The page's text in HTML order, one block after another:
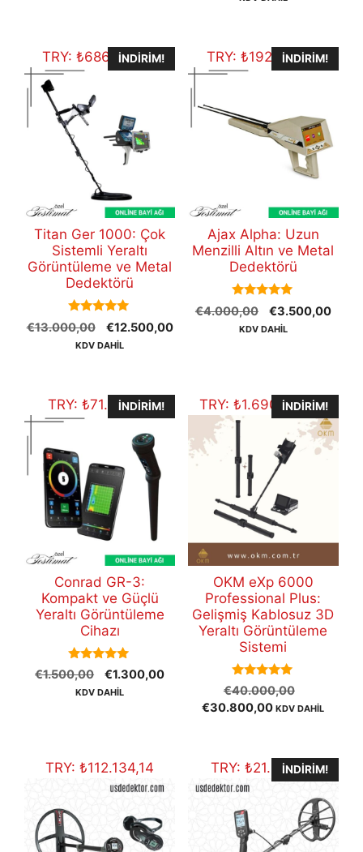
TRY: ₺686.087,50
İNDIRIM!
Titan Ger 1000: Çok
Sistemli Yeraltı
Görüntüleme ve Metal
Dedektörü
5.00
out of 5
€13.000,00
Orijinal
fiyat:
€12.500,00Şu
KDV DAHİL
TRY: ₺192.104,50
İNDIRIM!
Ajax Alpha: Uzun
Menzilli Altın ve Metal
Dedektörü
5.00
out of 5
€4.000,00
Orijinal
fiyat:
€3.500,00Şu
KDV DAHİL
TRY: ₺71.353,10
İNDIRIM!
Conrad GR-3:
Kompakt ve Güçlü
Yeraltı Görüntüleme
Cihazı
5.00
out of 5
€1.500,00
Orijinal
fiyat:
€1.300,00Şu
KDV DAHİL
TRY: ₺1.690.519,60
İNDIRIM!
OKM eXp 6000
Professional Plus:
Gelişmiş Kablosuz 3D
Yeraltı Görüntüleme
Sistemi
5.00
out of 5
€40.000,00
fiyat:
€30.800,00Şu
€30.800,00.
KDV DAHİL
TRY:₺112.134,14 TRY: ₺21.899,91
İNDIRIM!